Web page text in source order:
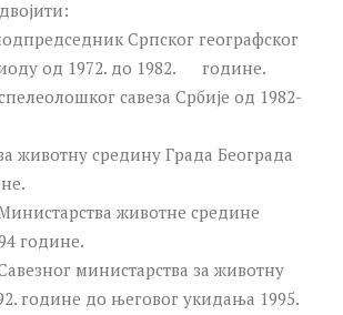
Српског географског
од 1972. до 1982. године.
савеза Србије од 1982-
животну средину Града Београда
животне средине
године.
министарства за животну
године до његовог укидања 1995.